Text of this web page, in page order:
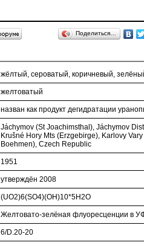
Поделиться…
жёлтый, сероватый, коричневый,
желтоватый
назван как продукт дегидратации
Jáchymov (St Joachimsthal), Jáchymov
Krušné Hory Mts (Erzgebirge), Karlovy
Boehmen), Czech Republic
1951
утверждён 2008
(UO2)6(SO4)(OH)10*5H2O
Желтовато-зелёная флуоресценции в
6/D.20-20